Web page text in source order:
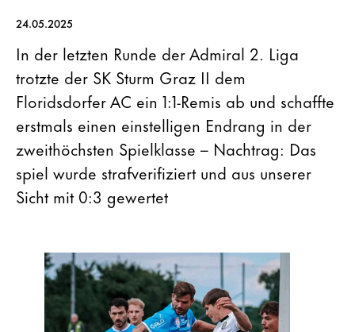
24.05.2025
In der letzten Runde der Admiral 2. Liga
trotzte der SK Sturm Graz II dem
Floridsdorfer AC ein 1:1-Remis ab und schaffte
erstmals einen einstelligen Endrang in der
zweithöchsten Spielklasse – Nachtrag: Das
spiel wurde strafverifiziert und aus unserer
Sicht mit 0:3 gewertet